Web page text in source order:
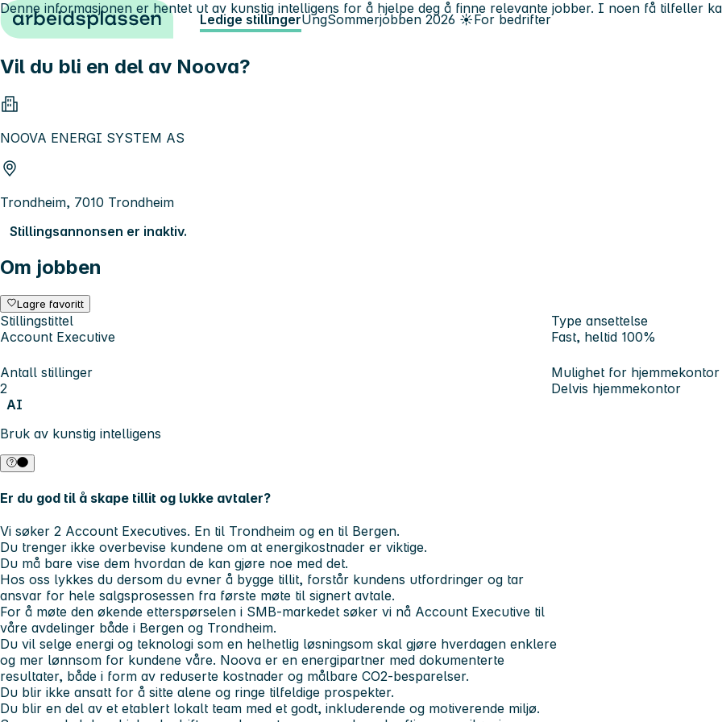
Hopp til innhold Ledige stillingerUngSommerjobben 2026 ☀️For bedrifter
Vil du bli en del av Noova?
NOOVA ENERGI SYSTEM AS
Trondheim, 7010 Trondheim
Stillingsannonsen er inaktiv.
Om jobben
Lagre favoritt
Stillingstittel
Account Executive
Type ansettelse
Fast, heltid 100%
Antall stillinger
2
Mulighet for hjemmekontor
Delvis hjemmekontor
AI
Bruk av kunstig intelligens
Denne informasjonen er hentet ut av kunstig intelligens for å hjelpe deg å finne relevante jobber. I noen få tilfeller
Er du god til å skape tillit og lukke avtaler?
Vi søker 2 Account Executives. En til Trondheim og en til Bergen.
Du trenger ikke overbevise kundene om at energikostnader er viktige.
Du må bare vise dem hvordan de kan gjøre noe med det.
Hos oss lykkes du dersom du evner å bygge tillit, forstår kundens utfordringer og tar
ansvar for hele salgsprosessen fra første møte til signert avtale.
For å møte den økende etterspørselen i SMB-markedet søker vi nå Account Executive til
våre avdelinger både i Bergen og Trondheim.
Du vil selge energi og teknologi som en helhetlig løsningsom skal gjøre hverdagen enklere
og mer lønnsom for kundene våre. Noova er en energipartner med dokumenterte
resultater, både i form av reduserte kostnader og målbare CO2-besparelser.
Du blir ikke ansatt for å sitte alene og ringe tilfeldige prospekter.
Du blir en del av et etablert lokalt team med et godt, inkluderende og motiverende miljø.